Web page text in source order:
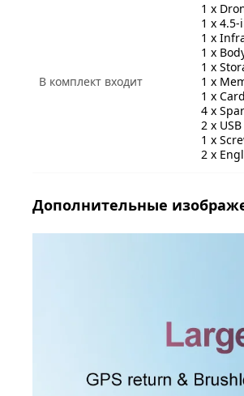
В комплект входит
1 x
1 x
1 x
1 x
1 x
1 x
1 x
4 x
2 x
1 x
2 x
Дополнительные